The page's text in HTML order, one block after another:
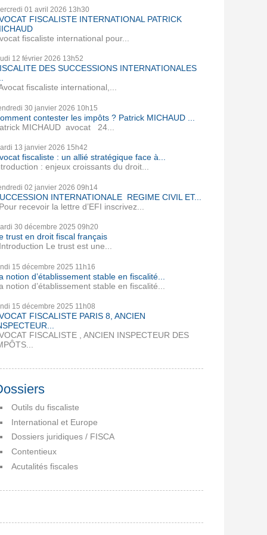
01 avril 2026 13h30
FISCALISTE INTERNATIONAL PATRICK
fiscaliste international pour...
12 février 2026 13h52
DES SUCCESSIONS INTERNATIONALES
fiscaliste international,...
30 janvier 2026 10h15
contester les impôts ? Patrick MICHAUD ...
MICHAUD avocat 24...
13 janvier 2026 15h42
fiscaliste : un allié stratégique face à...
: enjeux croissants du droit...
02 janvier 2026 09h14
INTERNATIONALE REGIME CIVIL ET...
recevoir la lettre d’EFI inscrivez...
30 décembre 2025 09h20
trust en droit fiscal français
Le trust est une...
15 décembre 2025 11h16
notion d’établissement stable en fiscalité...
notion d’établissement stable en fiscalité...
15 décembre 2025 11h08
FISCALISTE PARIS 8, ANCIEN
FISCALISTE , ANCIEN INSPECTEUR DES
Outils du fiscaliste
International et Europe
Dossiers juridiques / FISCA
Contentieux
Acutalités fiscales